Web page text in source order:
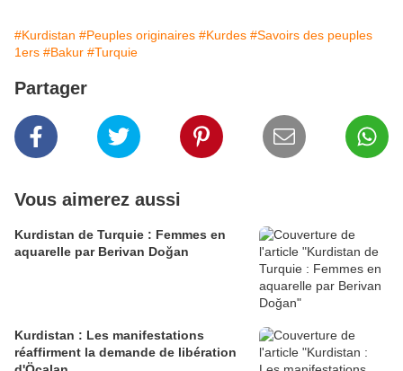
#Kurdistan #Peuples originaires #Kurdes #Savoirs des peuples
1ers #Bakur #Turquie
Partager
Vous aimerez aussi
Kurdistan de Turquie : Femmes en
aquarelle par Berivan Doğan
Kurdistan : Les manifestations
réaffirment la demande de libération